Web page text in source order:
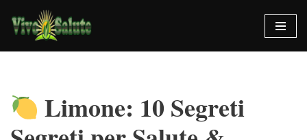
Vai
al
Limone: 10 Segreti